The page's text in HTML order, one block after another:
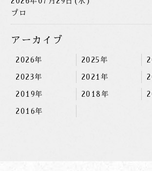
プロ
アーカイブ
2026年 2025年
2023年 2021年
2019年 2018年
2016年